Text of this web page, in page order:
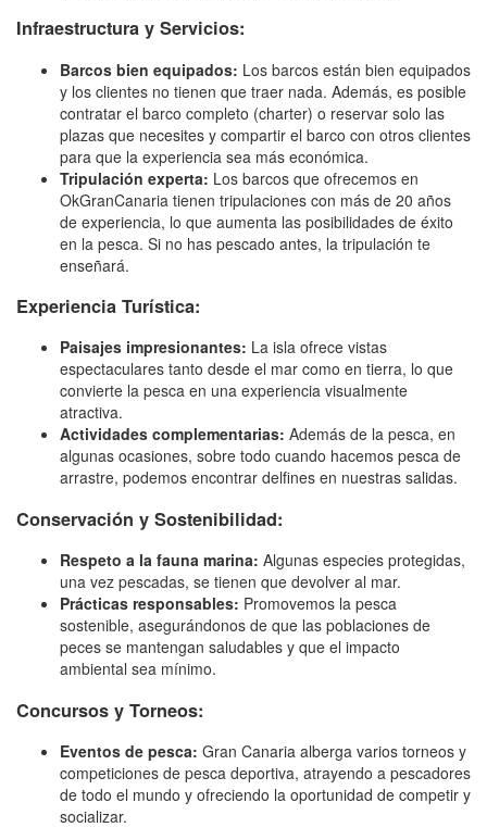
Infraestructura y Servicios:
Barcos bien equipados: Los barcos están bien equipados
y los clientes no tienen que traer nada. Además, es posible
contratar el barco completo (charter) o reservar solo las
plazas que necesites y compartir el barco con otros clientes
para que la experiencia sea más económica.
Tripulación experta: Los barcos que ofrecemos en
OkGranCanaria tienen tripulaciones con más de 20 años
de experiencia, lo que aumenta las posibilidades de éxito
en la pesca. Si no has pescado antes, la tripulación te
enseñará.
Experiencia Turística:
Paisajes impresionantes: La isla ofrece vistas
espectaculares tanto desde el mar como en tierra, lo que
convierte la pesca en una experiencia visualmente
atractiva.
Actividades complementarias: Además de la pesca, en
algunas ocasiones, sobre todo cuando hacemos pesca de
arrastre, podemos encontrar delfines en nuestras salidas.
Conservación y Sostenibilidad:
Respeto a la fauna marina: Algunas especies protegidas,
una vez pescadas, se tienen que devolver al mar.
Prácticas responsables: Promovemos la pesca
sostenible, asegurándonos de que las poblaciones de
peces se mantengan saludables y que el impacto
ambiental sea mínimo.
Concursos y Torneos:
Eventos de pesca: Gran Canaria alberga varios torneos y
competiciones de pesca deportiva, atrayendo a pescadores
de todo el mundo y ofreciendo la oportunidad de competir y
socializar.